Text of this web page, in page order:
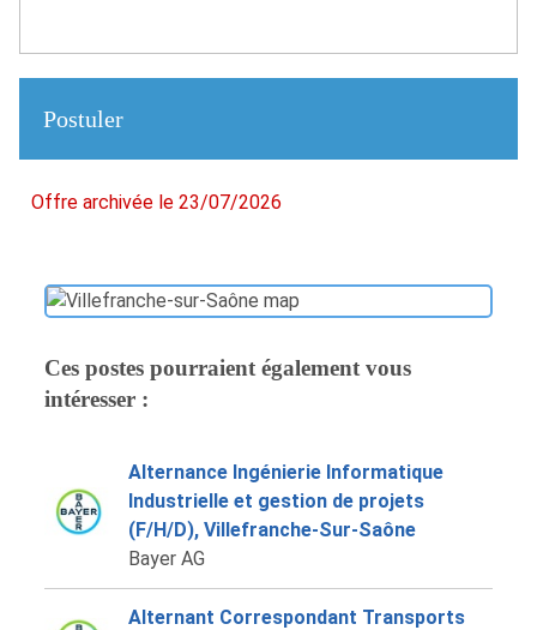
Postuler
Offre archivée le 23/07/2026
Ces postes pourraient également vous
intéresser :
Alternance Ingénierie Informatique
Industrielle et gestion de projets
(F/H/D), Villefranche-Sur-Saône
Bayer AG
Alternant Correspondant Transports